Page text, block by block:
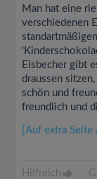
Man hat eine
verschiedenen
Eisbecher gibt
draussen
schön und
freundlich und
[Auf extra Seite
Hilfreich